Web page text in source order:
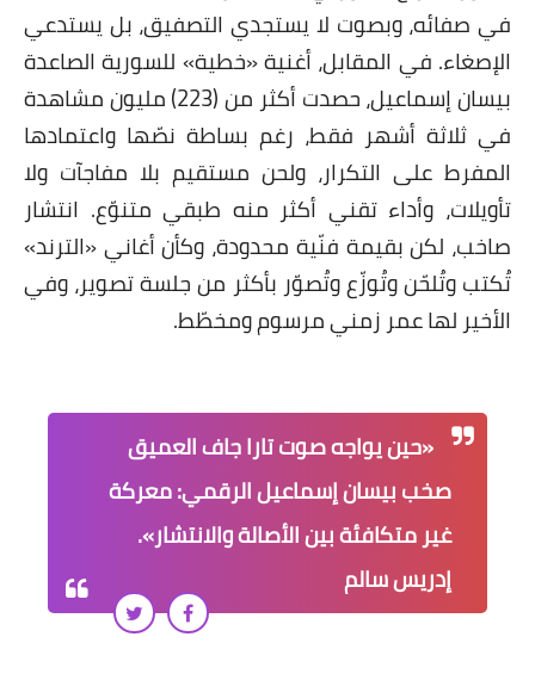
في صفائه، وبصوت لا يستجدي التصفيق، بل يستدعي
الإصغاء. في المقابل، أغنية «خطية» للسورية الصاعدة
بيسان إسماعيل، حصدت أكثر من (223) مليون مشاهدة
في ثلاثة أشهر فقط، رغم بساطة نصّها واعتمادها
المفرط على التكرار، ولحن مستقيم بلا مفاجآت ولا
تأويلات، وأداء تقني أكثر منه طبقي متنوّع. انتشار
صاخب، لكن بقيمة فنّية محدودة، وكأن أغاني «الترند»
تُكتب وتُلحّن وتُوزّع وتُصوّر بأكثر من جلسة تصوير، وفي
الأخير لها عمر زمني مرسوم ومخطّط.
«حين يواجه صوت تارا جاف العميق
صخب بيسان إسماعيل الرقمي: معركة
غير متكافئة بين الأصالة والانتشار».
إدريس سالم